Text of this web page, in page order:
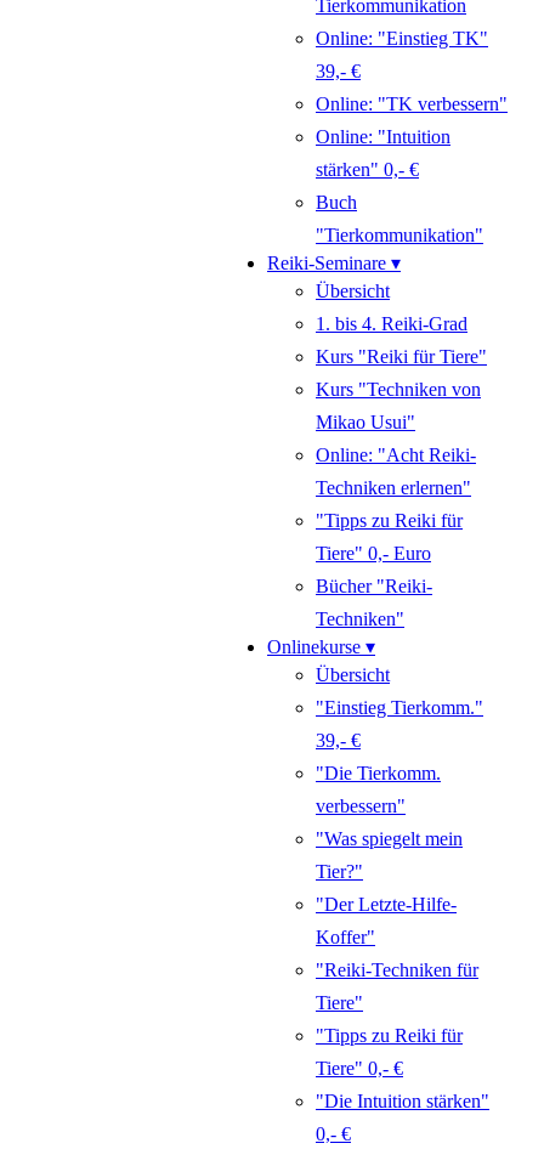
Tierkommunikation
Online: "Einstieg TK"
39,- €
Online: "TK verbessern"
Online: "Intuition
stärken" 0,- €
Buch
"Tierkommunikation"
Reiki-Seminare ▾
Übersicht
1. bis 4. Reiki-Grad
Kurs "Reiki für Tiere"
Kurs "Techniken von
Mikao Usui"
Online: "Acht Reiki-
Techniken erlernen"
"Tipps zu Reiki für
Tiere" 0,- Euro
Bücher "Reiki-
Techniken"
Onlinekurse ▾
Übersicht
"Einstieg Tierkomm."
39,- €
"Die Tierkomm.
verbessern"
"Was spiegelt mein
Tier?"
"Der Letzte-Hilfe-
Koffer"
"Reiki-Techniken für
Tiere"
"Tipps zu Reiki für
Tiere" 0,- €
"Die Intuition stärken"
0,- €